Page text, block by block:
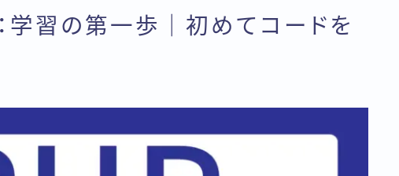
学習の第一歩｜初めてコードを